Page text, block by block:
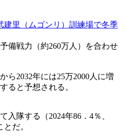
建里（ムゴンリ）訓練場で冬季
備戦力（約260万人）を合わせ
ら2032年には25万2000人に増
ると予想される。
隊する（2024年86．4％、
だ。